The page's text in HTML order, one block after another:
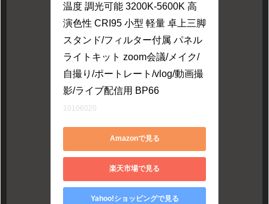
温度 調光可能 3200K-5600K 高
演色性 CRI95 小型 軽量 卓上三脚
スタンド/フィルター付属 パネル
ライトキット zoom会議/メイク/
自撮り/ポートレート/vlog/動画撮
影/ライブ配信用 BP66
10106020
Amazonで見る
楽天市場で見る
Yahoo!ショッピングで見る